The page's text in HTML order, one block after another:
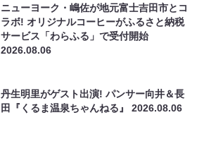
ニューヨーク・嶋佐が地元富士吉田市とコ
ラボ! オリジナルコーヒーがふるさと納税
サービス「わらふる」で受付開始
2026.08.06
丹生明里がゲスト出演! パンサー向井＆長
田『くるま温泉ちゃんねる』2026.08.06